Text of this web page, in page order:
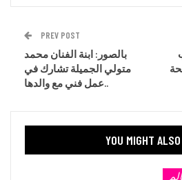
PREV POST
بالصور: ابنة الفنان محمد
متولي الجميلة تشارك في
عمل فني مع والدها..
YOU MIGHT